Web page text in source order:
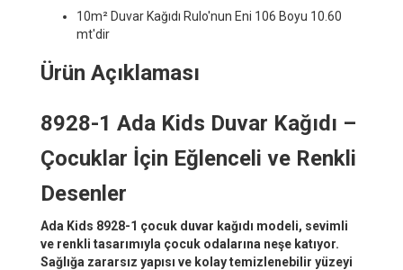
10m² Duvar Kağıdı Rulo'nun Eni 106 Boyu 10.60
mt'dir
Ürün Açıklaması
8928-1 Ada Kids Duvar Kağıdı –
Çocuklar İçin Eğlenceli ve Renkli
Desenler
Ada Kids 8928-1 çocuk duvar kağıdı modeli, sevimli
ve renkli tasarımıyla çocuk odalarına neşe katıyor.
Sağlığa zararsız yapısı ve kolay temizlenebilir yüzeyi